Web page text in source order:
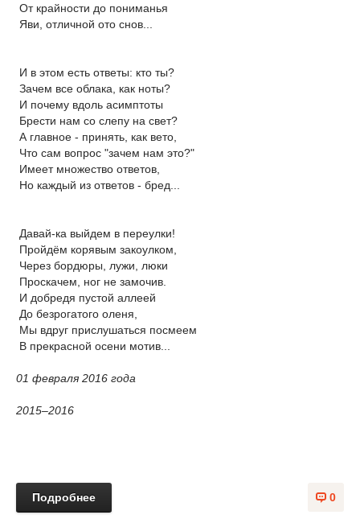
От крайности до пониманья
Яви, отличной ото снов...
И в этом есть ответы: кто ты?
Зачем все облака, как ноты?
И почему вдоль асимптоты
Брести нам со слепу на свет?
А главное - принять, как вето,
Что сам вопрос "зачем нам это?"
Имеет множество ответов,
Но каждый из ответов - бред...
Давай-ка выйдем в переулки!
Пройдём корявым закоулком,
Через бордюры, лужи, люки
Проскачем, ног не замочив.
И добредя пустой аллеей
До безрогатого оленя,
Мы вдруг прислушаться посмеем
В прекрасной осени мотив...
01 февраля 2016 года
2015–2016
0
Подробнее